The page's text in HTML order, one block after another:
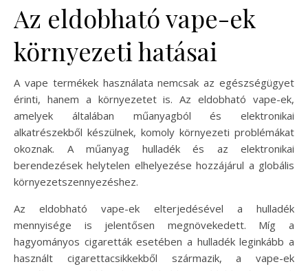
Az eldobható vape-ek
környezeti hatásai
A vape termékek használata nemcsak az egészségügyet
érinti, hanem a környezetet is. Az eldobható vape-ek,
amelyek általában műanyagból és elektronikai
alkatrészekből készülnek, komoly környezeti problémákat
okoznak. A műanyag hulladék és az elektronikai
berendezések helytelen elhelyezése hozzájárul a globális
környezetszennyezéshez.
Az eldobható vape-ek elterjedésével a hulladék
mennyisége is jelentősen megnövekedett. Míg a
hagyományos cigaretták esetében a hulladék leginkább a
használt cigarettacsikkekből származik, a vape-ek